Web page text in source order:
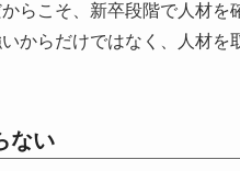
らこそ、新卒段階で人材を
からだけではなく、人材を
ない